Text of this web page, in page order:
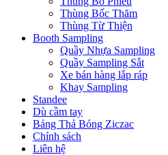
Thùng Bốc Thăm
Thùng Từ Thiện
Booth Sampling
Quầy Nhựa Sampling
Quầy Sampling Sắt
Xe bán hàng lắp ráp
Khay Sampling
Standee
Dù cầm tay
Bảng Thả Bóng Ziczac
Chính sách
Liên hệ